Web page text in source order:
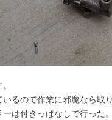
いるので作業に邪魔なら取
は付きっぱなしで行った。